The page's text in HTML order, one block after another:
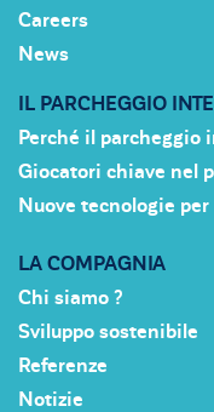
Careers
News
IL PARCHEGGIO
Perché il parcheggio
Giocatori chiave nel
Nuove tecnologie
LA COMPAGNIA
Chi siamo ?
Sviluppo sostenibile
Referenze
Notizie